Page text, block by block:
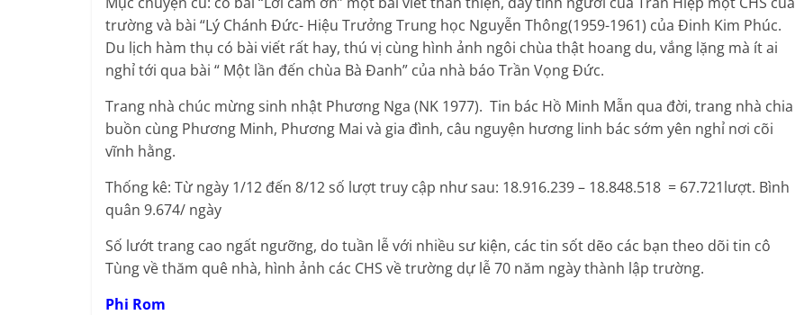
trường và bài “Lý Chánh Đức- Hiệu Trưởng Trung học Nguyễn Thông(1959-1961) của Đinh Kim Phúc.
Du lịch hàm thụ có bài viết rất hay, thú vị cùng hình ảnh ngôi chùa thật hoang du, vắng lặng mà ít ai
nghỉ tới qua bài “ Một lần đến chùa Bà Đanh” của nhà báo Trần Vọng Đức.
Trang nhà chúc mừng sinh nhật Phương Nga (NK 1977). Tin bác Hồ Minh Mẫn qua đời, trang nhà chia
buồn cùng Phương Minh, Phương Mai và gia đình, câu nguyện hương linh bác sớm yên nghỉ nơi cõi
vĩnh hằng.
Thống kê: Từ ngày 1/12 đến 8/12 số lượt truy cập như sau: 18.916.239 – 18.848.518 = 67.721lượt. Bình
quân 9.674/ ngày
Số lướt trang cao ngất ngưỡng, do tuần lễ với nhiều sư kiện, các tin sốt dẽo các bạn theo dõi tin cô
Tùng về thăm quê nhà, hình ảnh các CHS về trường dự lễ 70 năm ngày thành lập trường.
Phi Rom